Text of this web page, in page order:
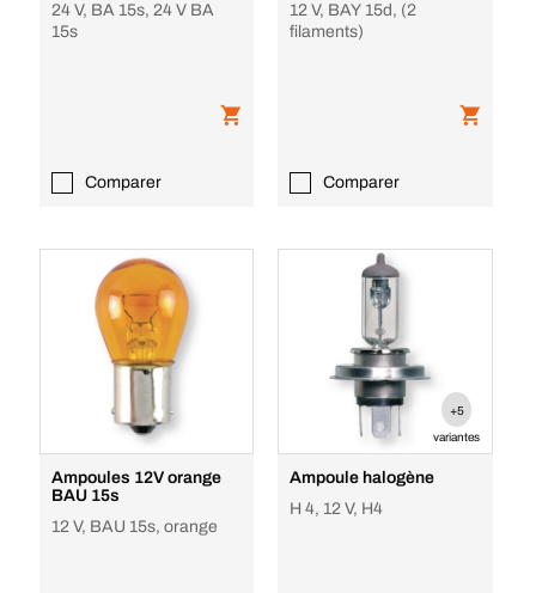
24 V, BA 15s, 24 V BA
15s
Comparer
12 V, BAY 15d, (2
filaments)
Comparer
Ampoules 12V orange
BAU 15s
12 V, BAU 15s, orange
+5
variantes
Ampoule halogène
H 4, 12 V, H4